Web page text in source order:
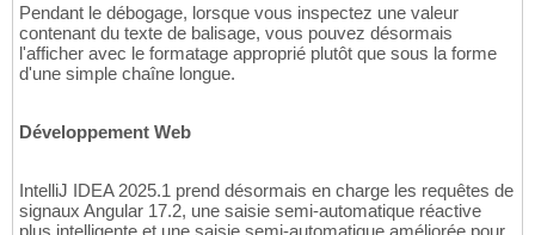
Pendant le débogage, lorsque vous inspectez une valeur
contenant du texte de balisage, vous pouvez désormais
l'afficher avec le formatage approprié plutôt que sous la forme
d'une simple chaîne longue.
Développement Web
IntelliJ IDEA 2025.1 prend désormais en charge les requêtes de
signaux Angular 17.2, une saisie semi-automatique réactive
plus intelligente et une saisie semi-automatique améliorée pour